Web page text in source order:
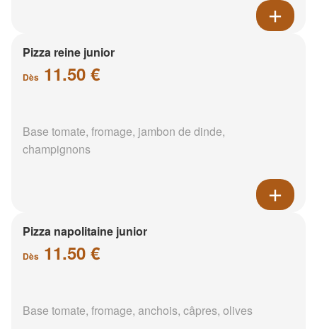
Pizza reine junior
Dès 11.50 €
Base tomate, fromage, jambon de dinde,
champignons
Pizza napolitaine junior
Dès 11.50 €
Base tomate, fromage, anchois, câpres, olives